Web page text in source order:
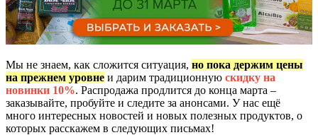
Мы не знаем, как сложится ситуация, но пока держим цены
на прежнем уровне и дарим традиционную скидку на
новинки 10%. Распродажа продлится до конца марта –
заказывайте, пробуйте и следите за анонсами. У нас ещё
много интересных новостей и новых полезных продуктов, о
которых расскажем в следующих письмах!